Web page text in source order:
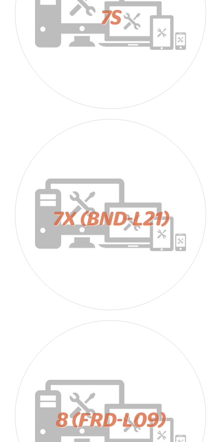
7S
7X (BND-L21)
8 (FRD-L09)